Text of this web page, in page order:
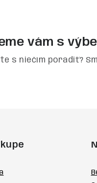
vám s
s niečím poradiť?